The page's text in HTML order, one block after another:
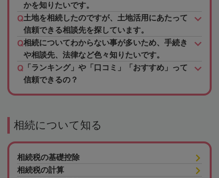
かを知りたいです。
土地を相続したのですが、土地活用にあたって
信頼できる相談先を探しています。
相続についてわからない事が多いため、手続き
や相談先、法律など色々知りたいです。
「ランキング」や「口コミ」「おすすめ」って
信頼できるの？
相続について知る
相続税の基礎控除
相続税の計算